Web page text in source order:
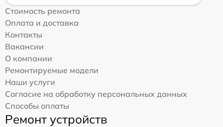
Стоимость ремонта
Оплата и доставка
Контакты
Вакансии
О компании
Ремонтируемые модели
Наши услуги
Согласие на обработку персональных данных
Способы оплаты
Ремонт устройств